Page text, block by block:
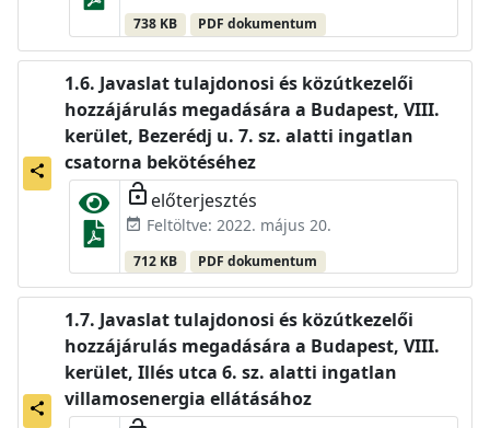
738 KB PDF dokumentum
share
Javaslat tulajdonosi és közútkezelői
hozzájárulás megadására a Budapest, VIII.
kerület, Bezerédj u. 7. sz. alatti ingatlan
csatorna bekötéséhez
lock_open előterjesztés
event_available Feltöltve: 2022. május 20.
712 KB PDF dokumentum
share
Javaslat tulajdonosi és közútkezelői
hozzájárulás megadására a Budapest, VIII.
kerület, Illés utca 6. sz. alatti ingatlan
villamosenergia ellátásához